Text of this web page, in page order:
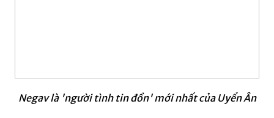
Negav là 'người tình tin đồn' mới nhất của Uyển Ân